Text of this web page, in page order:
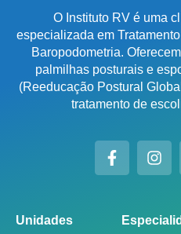
O Instituto RV é uma
especializada em
Baropodometria.
palmilhas posturais e
(Reeducação Postural
tratamento de
Unidades